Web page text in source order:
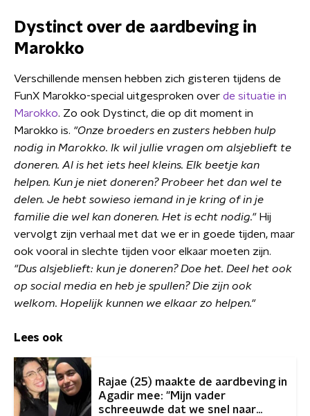
Dystinct over de aardbeving in
Marokko
Verschillende mensen hebben zich gisteren tijdens de
FunX Marokko-special uitgesproken over de situatie in
Marokko. Zo ook Dystinct, die op dit moment in
Marokko is. "Onze broeders en zusters hebben hulp
nodig in Marokko. Ik wil jullie vragen om alsjeblieft te
doneren. Al is het iets heel kleins. Elk beetje kan
helpen. Kun je niet doneren? Probeer het dan wel te
delen. Je hebt sowieso iemand in je kring of in je
familie die wel kan doneren. Het is echt nodig."Hij
vervolgt zijn verhaal met dat we er in goede tijden, maar
ook vooral in slechte tijden voor elkaar moeten zijn.
"Dus alsjeblieft: kun je doneren? Doe het. Deel het ook
op social media en heb je spullen? Die zijn ook
welkom. Hopelijk kunnen we elkaar zo helpen."
Lees ook
Rajae (25) maakte de aardbeving in
Agadir mee: "Mijn vader
schreeuwde dat we snel naar